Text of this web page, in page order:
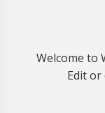
Welcome to
Edit